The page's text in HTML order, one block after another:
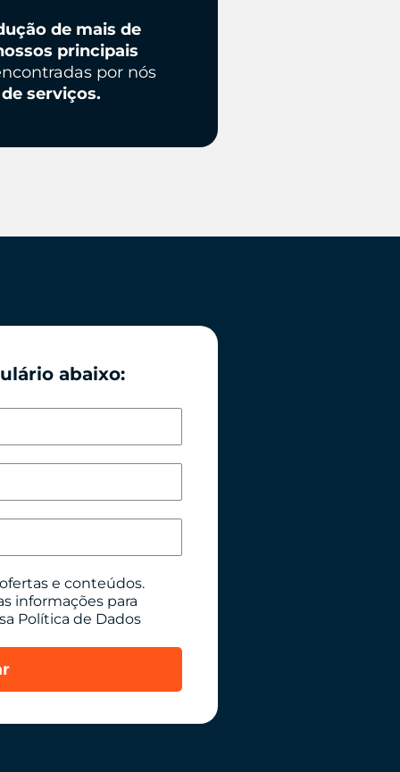
de mais de
principais
por nós
serviços.
abaixo:
e conteúdos.
informações para
Política de Dados